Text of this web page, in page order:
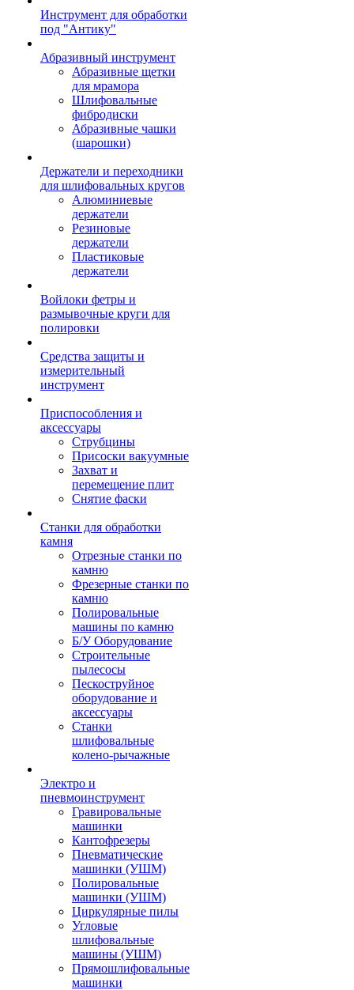
Инструмент для обработки
под "Антику"
Абразивный инструмент
Абразивные щетки
для мрамора
Шлифовальные
фибродиски
Абразивные чашки
(шарошки)
Держатели и переходники
для шлифовальных кругов
Алюминиевые
держатели
Резиновые
держатели
Пластиковые
держатели
Войлоки фетры и
размывочные круги для
полировки
Средства защиты и
измерительный
инструмент
Приспособления и
аксессуары
Струбцины
Присоски вакуумные
Захват и
перемещение плит
Снятие фаски
Станки для обработки
камня
Отрезные станки по
камню
Фрезерные станки по
камню
Полировальные
машины по камню
Б/У Оборудование
Строительные
пылесосы
Пескоструйное
оборудование и
аксессуары
Станки
шлифовальные
колено-рычажные
Электро и
пневмоинструмент
Гравировальные
машинки
Кантофрезеры
Пневматические
машинки (УШМ)
Полировальные
машинки (УШМ)
Циркулярные пилы
Угловые
шлифовальные
машины (УШМ)
Прямошлифовальные
машинки